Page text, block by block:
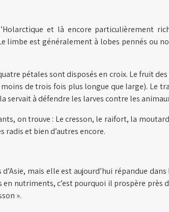
et là encore particulièrement
est généralement à lobes pennés ou
pétales sont disposés en croix. Le fruit
de trois fois plus longue que large). Le
servait à défendre les larves contre les
on trouve : Le cresson, le raifort, la
et bien d’autres encore.
mais elle est aujourd’hui répandue
nutriments, c’est pourquoi il prospère près
».